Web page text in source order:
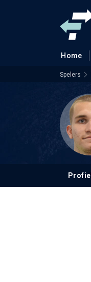
Home
Spelers
Profiel